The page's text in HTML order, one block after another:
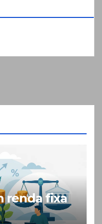
renda fixa